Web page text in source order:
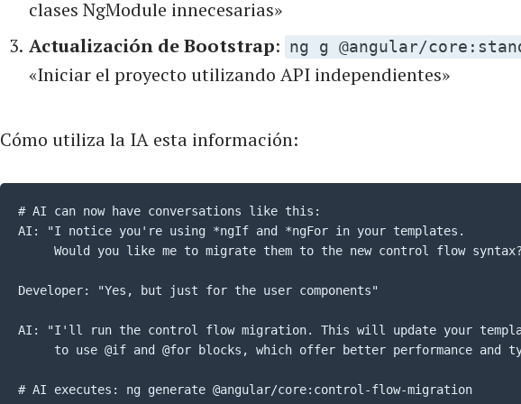
clases NgModule innecesarias»
Actualización de Bootstrap: ng g @angular/
«Iniciar el proyecto utilizando API independientes»
Cómo utiliza la IA esta información:
# AI can now have conversations like this:
AI: "I notice you're using *ngIf and *ngFor in your templates.
Would you like me to migrate them to the new control flow
Developer: "Yes, but just for the user components"
AI: "I'll run the control flow migration. This will update your
to use @if and @for blocks, which offer better performance and
# AI executes: ng generate @angular/core:control-flow-migration